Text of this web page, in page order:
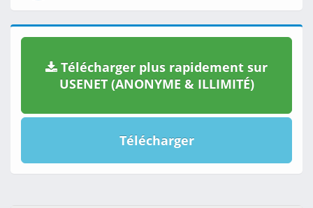
Télécharger plus rapidement sur
USENET (ANONYME & ILLIMITÉ)
Télécharger